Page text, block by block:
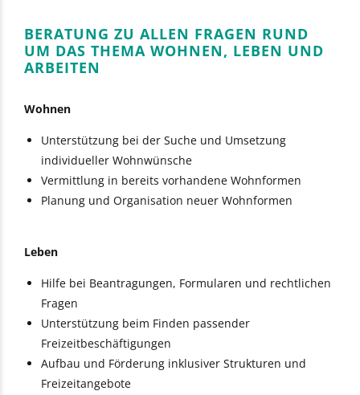
BERATUNG ZU ALLEN FRAGEN RUND
UM DAS THEMA WOHNEN, LEBEN UND
ARBEITEN
Wohnen
Unterstützung bei der Suche und Umsetzung
individueller Wohnwünsche
Vermittlung in bereits vorhandene Wohnformen
Planung und Organisation neuer Wohnformen
Leben
Hilfe bei Beantragungen, Formularen und rechtlichen
Fragen
Unterstützung beim Finden passender
Freizeitbeschäftigungen
Aufbau und Förderung inklusiver Strukturen und
Freizeitangebote